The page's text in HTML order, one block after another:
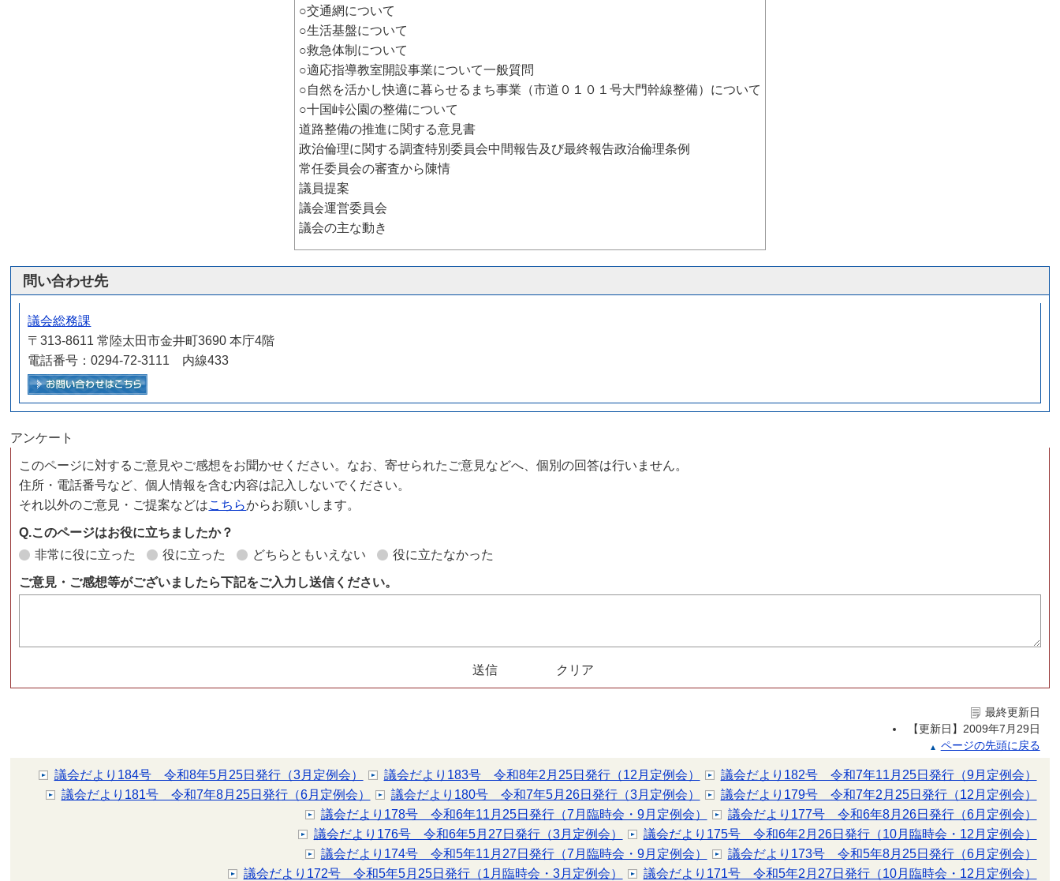
○交通網について
○生活基盤について
○救急体制について
○適応指導教室開設事業について一般質問
○自然を活かし快適に暮らせるまち事業（市道０１０１号大門幹線整備）について
○十国峠公園の整備について
道路整備の推進に関する意見書
政治倫理に関する調査特別委員会中間報告及び最終報告政治倫理条例
常任委員会の審査から陳情
議員提案
議会運営委員会
議会の主な動き
問い合わせ先
議会総務課
〒313-8611 常陸太田市金井町3690 本庁4階
電話番号：0294-72-3111 内線433
アンケート
このページに対するご意見やご感想をお聞かせください。なお、寄せられたご意見などへ、個別の回答は行いません。
住所・電話番号など、個人情報を含む内容は記入しないでください。
それ以外のご意見・ご提案などはこちらからお願いします。
Q.このページはお役に立ちましたか？
非常に役に立った
役に立った どちらともいえない 役に立たなかった
ご意見・ご感想等がございましたら下記をご入力し送信ください。
最終更新日
【更新日】 2009年7月29日
ページの先頭に戻る
議会だより184号 令和8年5月25日発行（3月定例会） 議会だより183号 令和8年2月25日発行（12月定例会）
議会だより182号 令和7年11月25日発行（9月定例会）
議会だより181号 令和7年8月25日発行（6月定例会）
議会だより180号 令和7年5月26日発行（3月定例会）
議会だより179号 令和7年2月25日発行（12月定例会）
議会だより178号 令和6年11月25日発行（7月臨時会・9月定例会）
議会だより177号 令和6年8月26日発行（6月定例会）
議会だより176号 令和6年5月27日発行（3月定例会）
議会だより175号 令和6年2月26日発行（10月臨時会・12月定例会）
議会だより174号 令和5年11月27日発行（7月臨時会・9月定例会）
議会だより173号 令和5年8月25日発行（6月定例会）
議会だより172号 令和5年5月25日発行（1月臨時会・3月定例会）
議会だより171号 令和5年2月27日発行（10月臨時会・12月定例会）